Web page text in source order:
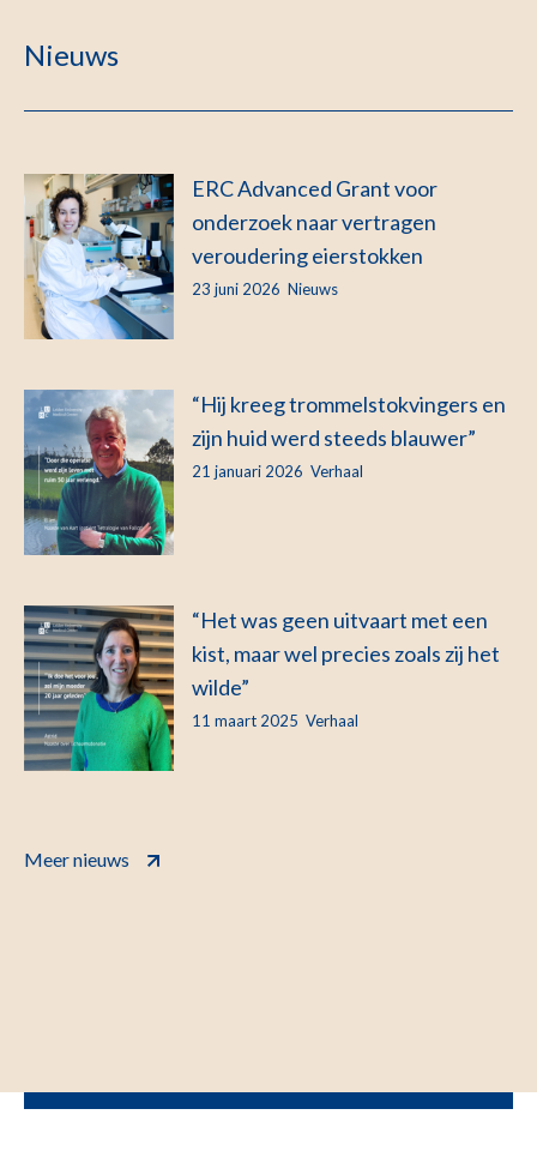
Nieuws
ERC Advanced Grant voor
onderzoek naar vertragen
veroudering eierstokken
23 juni 2026 Nieuws
“Hij kreeg trommelstokvingers en
zijn huid werd steeds blauwer”
21 januari 2026 Verhaal
“Het was geen uitvaart met een
kist, maar wel precies zoals zij het
wilde”
11 maart 2025 Verhaal
Meer nieuws